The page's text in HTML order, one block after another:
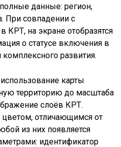
данные: регион,
При совпадении с
КРТ, на экране отобразятся
о статусе включения в
развития.
карты
территорию до масштаба
слоёв КРТ.
отличающимся от
из них появляется
идентификатор